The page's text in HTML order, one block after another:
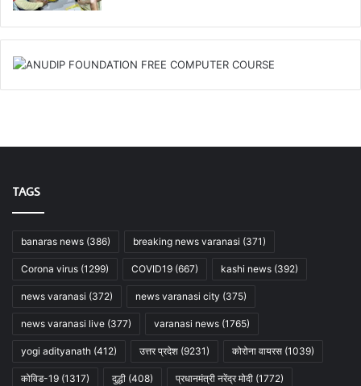
TAGS
banaras news (386) breaking news varanasi (371)
Corona virus (1299) COVID19 (667) kashi news (392)
news varanasi (372) news varanasi city (375)
news varanasi live (377) varanasi news (1765)
yogi adityanath (412) उत्तर प्रदेश (9231) कोरोना वायरस (1039)
कोविड-19 (1317) दुद्धी (408) प्रधानमंत्री नरेंद्र मोदी (1772)